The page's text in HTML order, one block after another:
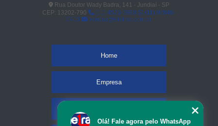
Rua Doutor Wady Badra, 141 - Jundiaí - SP
CEP: 13202-790
(11) 4523-3890
(11) 96848-
0413
vendas@eletrac.com.br
Home
Empresa
Olá! Fale agora pelo WhatsApp